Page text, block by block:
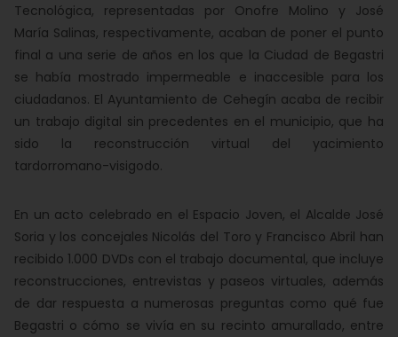
Tecnológica, representadas por Onofre Molino y José
María Salinas, respectivamente, acaban de poner el punto
final a una serie de años en los que la Ciudad de Begastri
se había mostrado impermeable e inaccesible para los
ciudadanos. El Ayuntamiento de Cehegín acaba de recibir
un trabajo digital sin precedentes en el municipio, que ha
sido la reconstrucción virtual del yacimiento
tardorromano-visigodo.
En un acto celebrado en el Espacio Joven, el Alcalde José
Soria y los concejales Nicolás del Toro y Francisco Abril han
recibido 1.000 DVDs con el trabajo documental, que incluye
reconstrucciones, entrevistas y paseos virtuales, además
de dar respuesta a numerosas preguntas como qué fue
Begastri o cómo se vivía en su recinto amurallado, entre